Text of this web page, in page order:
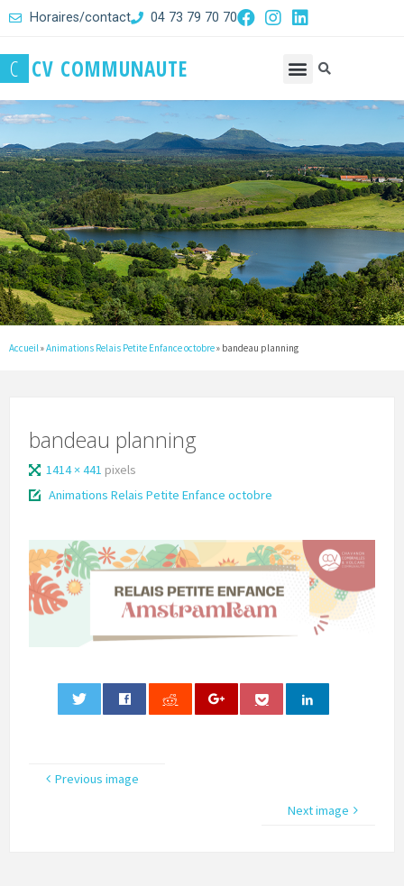
Horaires/contact 04 73 79 70 70
C CV COMMUNAUTE
Accueil »Animations Relais Petite Enfance octobre» bandeau planning
bandeau planning
1414 × 441 pixels
Animations Relais Petite Enfance octobre
Previous image
Next image